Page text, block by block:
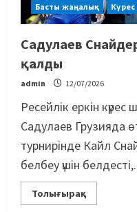
Басты жаңалық Күрес
Садулаев
қалды
admin 12/07/2026
Ресейлік еркін
Садулаев Грузияда
турнирінде Кайл
белбеу үшін
Толығырақ